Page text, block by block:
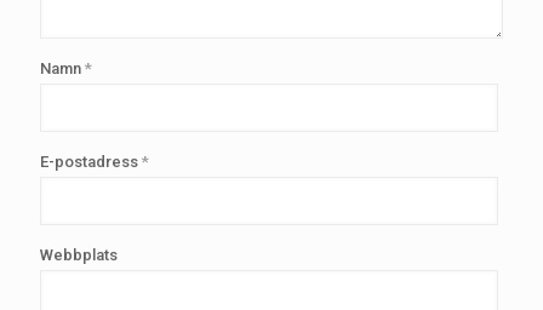
Namn *
E-postadress *
Webbplats